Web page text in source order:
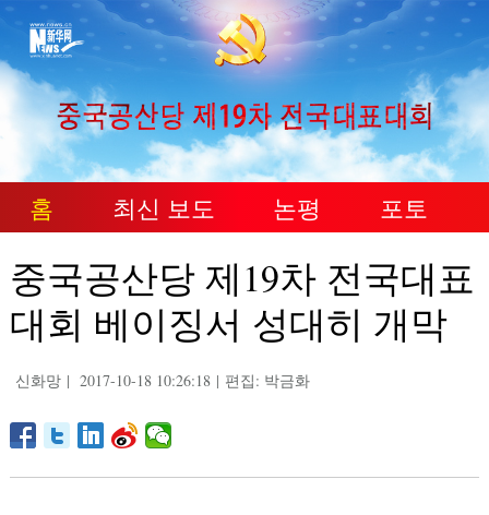
홈 최신 보도 논평 포토
중국공산당 제19차 전국대표
대회 베이징서 성대히 개막
신화망 | 2017-10-18 10:26:18 | 편집: 박금화